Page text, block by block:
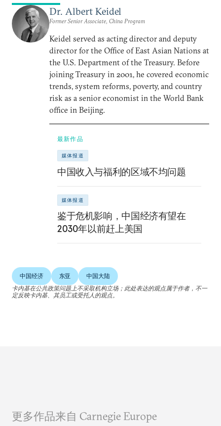
Dr. Albert Keidel
Former Senior Associate, China Program
Keidel served as acting director and deputy
director for the Office of East Asian Nations at
the U.S. Department of the Treasury. Before
joining Treasury in 2001, he covered economic
trends, system reforms, poverty, and country
risk as a senior economist in the World Bank
office in Beijing.
最新作品
媒体报道
中国收入与福利的区域不均问题
媒体报道
鉴于危机影响，中国经济有望在
2030年以前赶上美国
中国经济 东亚
中国大陆
卡内基在公共政策问题上不采取机构立场；此处表达的观点属于作者，不一
定反映卡内基、其员工或受托人的观点。
更多作品来自 Carnegie Europe